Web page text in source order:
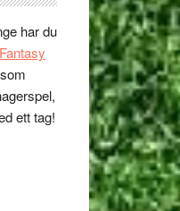
har du
Fantasy
ett tag!